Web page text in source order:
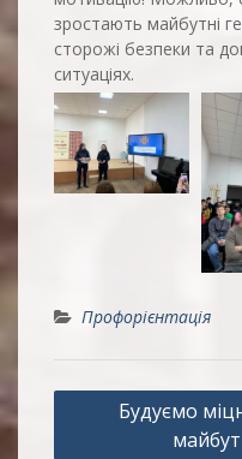
зростають майбутні
сторожі безпеки та
ситуаціях.
Профорієнтація
Навігація
записів
Будуємо